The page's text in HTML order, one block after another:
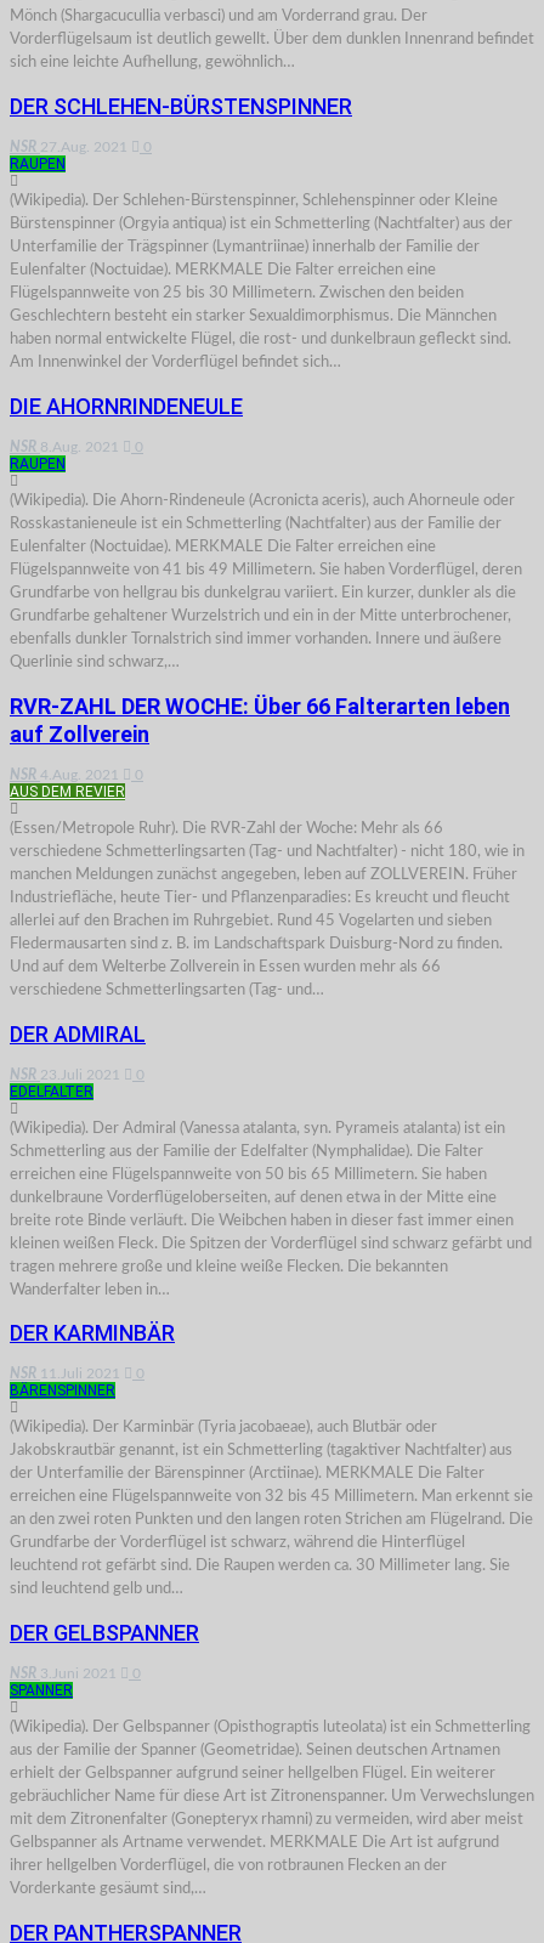
Mönch (Shargacucullia verbasci) und am Vorderrand grau. Der
Vorderflügelsaum ist deutlich gewellt. Über dem dunklen Innenrand befindet
sich eine leichte Aufhellung, gewöhnlich…
DER SCHLEHEN-BÜRSTENSPINNER
NSR 27.Aug. 2021 0
RAUPEN
(Wikipedia). Der Schlehen-Bürstenspinner, Schlehenspinner oder Kleine
Bürstenspinner (Orgyia antiqua) ist ein Schmetterling (Nachtfalter) aus der
Unterfamilie der Trägspinner (Lymantriinae) innerhalb der Familie der
Eulenfalter (Noctuidae). MERKMALE Die Falter erreichen eine
Flügelspannweite von 25 bis 30 Millimetern. Zwischen den beiden
Geschlechtern besteht ein starker Sexualdimorphismus. Die Männchen
haben normal entwickelte Flügel, die rost- und dunkelbraun gefleckt sind.
Am Innenwinkel der Vorderflügel befindet sich…
DIE AHORNRINDENEULE
NSR 8.Aug. 2021 0
RAUPEN
(Wikipedia). Die Ahorn-Rindeneule (Acronicta aceris), auch Ahorneule oder
Rosskastanieneule ist ein Schmetterling (Nachtfalter) aus der Familie der
Eulenfalter (Noctuidae). MERKMALE Die Falter erreichen eine
Flügelspannweite von 41 bis 49 Millimetern. Sie haben Vorderflügel, deren
Grundfarbe von hellgrau bis dunkelgrau variiert. Ein kurzer, dunkler als die
Grundfarbe gehaltener Wurzelstrich und ein in der Mitte unterbrochener,
ebenfalls dunkler Tornalstrich sind immer vorhanden. Innere und äußere
Querlinie sind schwarz,…
RVR-ZAHL DER WOCHE: Über 66 Falterarten leben
auf Zollverein
NSR 4.Aug. 2021 0
AUS DEM REVIER
(Essen/Metropole Ruhr). Die RVR-Zahl der Woche: Mehr als 66
verschiedene Schmetterlingsarten (Tag- und Nachtfalter) - nicht 180, wie in
manchen Meldungen zunächst angegeben, leben auf ZOLLVEREIN. Früher
Industriefläche, heute Tier- und Pflanzenparadies: Es kreucht und fleucht
allerlei auf den Brachen im Ruhrgebiet. Rund 45 Vogelarten und sieben
Fledermausarten sind z. B. im Landschaftspark Duisburg-Nord zu finden.
Und auf dem Welterbe Zollverein in Essen wurden mehr als 66
verschiedene Schmetterlingsarten (Tag- und…
DER ADMIRAL
NSR 23.Juli 2021 0
EDELFALTER
(Wikipedia). Der Admiral (Vanessa atalanta, syn. Pyrameis atalanta) ist ein
Schmetterling aus der Familie der Edelfalter (Nymphalidae). Die Falter
erreichen eine Flügelspannweite von 50 bis 65 Millimetern. Sie haben
dunkelbraune Vorderflügeloberseiten, auf denen etwa in der Mitte eine
breite rote Binde verläuft. Die Weibchen haben in dieser fast immer einen
kleinen weißen Fleck. Die Spitzen der Vorderflügel sind schwarz gefärbt und
tragen mehrere große und kleine weiße Flecken. Die bekannten
Wanderfalter leben in…
DER KARMINBÄR
NSR 11.Juli 2021 0
BÄRENSPINNER
(Wikipedia). Der Karminbär (Tyria jacobaeae), auch Blutbär oder
Jakobskrautbär genannt, ist ein Schmetterling (tagaktiver Nachtfalter) aus
der Unterfamilie der Bärenspinner (Arctiinae). MERKMALE Die Falter
erreichen eine Flügelspannweite von 32 bis 45 Millimetern. Man erkennt sie
an den zwei roten Punkten und den langen roten Strichen am Flügelrand. Die
Grundfarbe der Vorderflügel ist schwarz, während die Hinterflügel
leuchtend rot gefärbt sind. Die Raupen werden ca. 30 Millimeter lang. Sie
sind leuchtend gelb und…
DER GELBSPANNER
NSR 3.Juni 2021 0
SPANNER
(Wikipedia). Der Gelbspanner (Opisthograptis luteolata) ist ein Schmetterling
aus der Familie der Spanner (Geometridae). Seinen deutschen Artnamen
erhielt der Gelbspanner aufgrund seiner hellgelben Flügel. Ein weiterer
gebräuchlicher Name für diese Art ist Zitronenspanner. Um Verwechslungen
mit dem Zitronenfalter (Gonepteryx rhamni) zu vermeiden, wird aber meist
Gelbspanner als Artname verwendet. MERKMALE Die Art ist aufgrund
ihrer hellgelben Vorderflügel, die von rotbraunen Flecken an der
Vorderkante gesäumt sind,…
DER PANTHERSPANNER